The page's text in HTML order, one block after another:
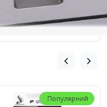
Популярний